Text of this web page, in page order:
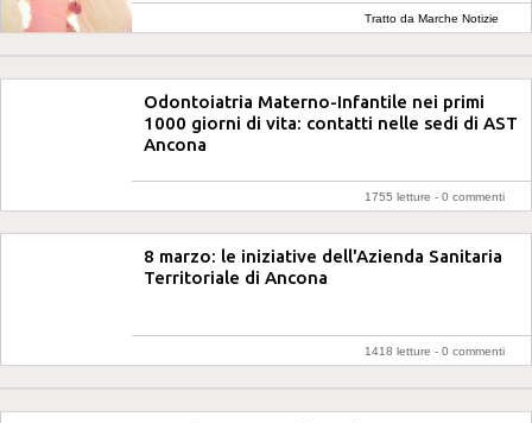
Tratto da Marche Notizie
Odontoiatria Materno-Infantile nei primi
1000 giorni di vita: contatti nelle sedi di AST
Ancona
1755 letture - 0 commenti
8 marzo: le iniziative dell'Azienda Sanitaria
Territoriale di Ancona
1418 letture - 0 commenti